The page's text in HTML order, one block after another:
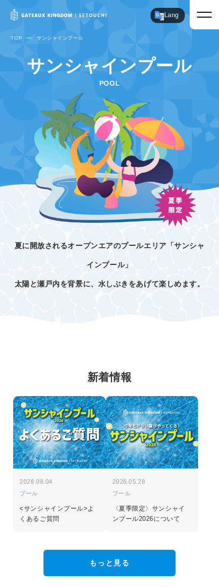
Lang
TOP サンシャインプール
サンシャインプール
POOL
夏に開放されるオープンエアのプールエリア「サンシャ
インプール」
太陽と瀬戸内を背景に、水しぶきをあげて楽しめます。
新着情報
2026.08.04
プール
<サンシャインプール>よ
くあるご質問
2026.05.28
プール
〈夏季限定〉サンシャイ
ンプール2026について
もっと見る